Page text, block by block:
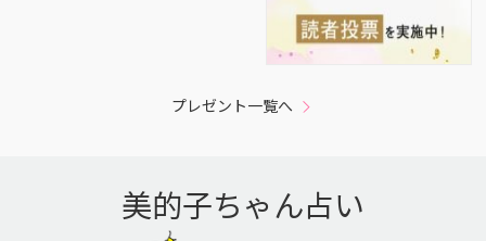
プレゼント一覧へ
美的子ちゃん占い